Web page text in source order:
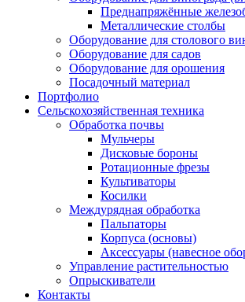
Преднапряжённые
Металлические столбы
Оборудование для столового
Оборудование для садов
Оборудование для орошения
Посадочный материал
Портфолио
Сельскохозяйственная техника
Обработка почвы
Мульчеры
Дисковые бороны
Ротационные фрезы
Культиваторы
Косилки
Междурядная обработка
Пальпаторы
Корпуса (основы)
Аксессуары (навесное
Управление растительностью
Опрыскиватели
Контакты